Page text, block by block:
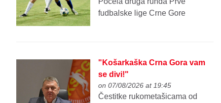
fudbalske lige Crne Gore
"Košarkaška Crna Gora vam
se divi!"
on 07/08/2026 at 19:45
Čestitke rukometašicama od